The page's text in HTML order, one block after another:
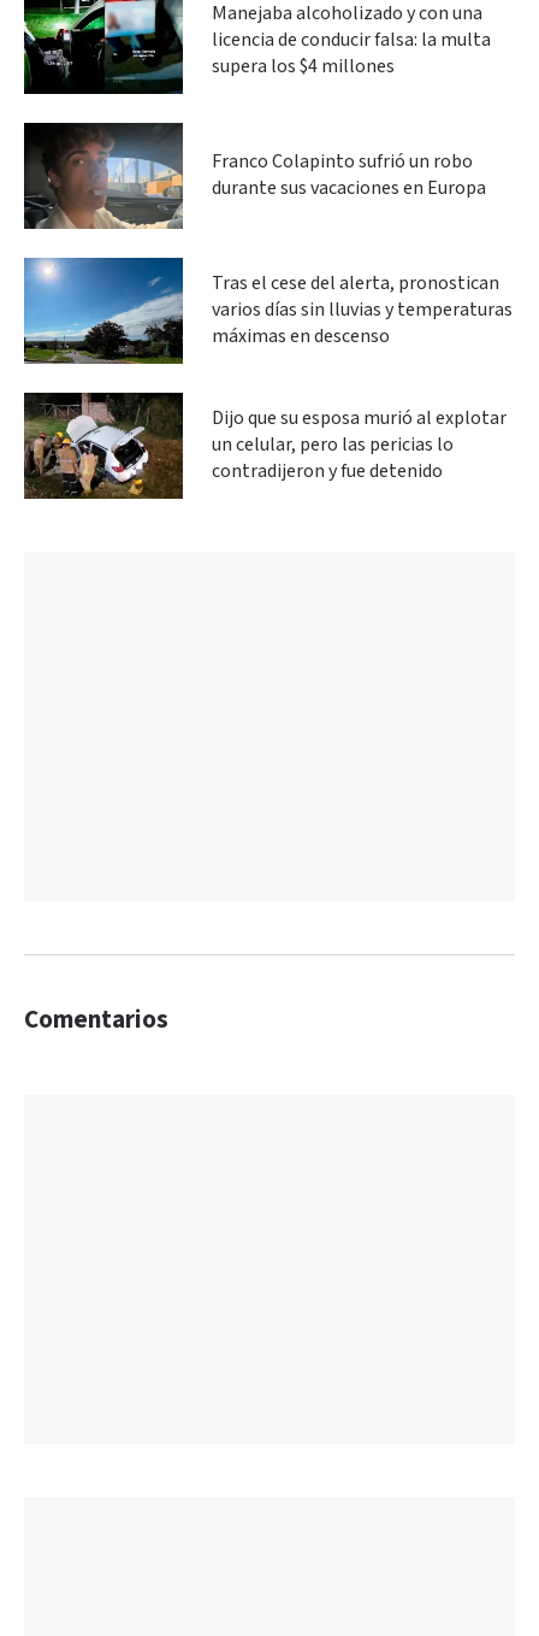
Manejaba alcoholizado y con una
licencia de conducir falsa: la multa
supera los $4 millones
Franco Colapinto sufrió un robo
durante sus vacaciones en Europa
Tras el cese del alerta, pronostican
varios días sin lluvias y temperaturas
máximas en descenso
Dijo que su esposa murió al explotar
un celular, pero las pericias lo
contradijeron y fue detenido
Comentarios